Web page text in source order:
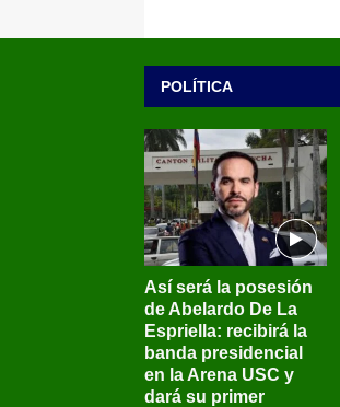
POLÍTICA
Así será la posesión
de Abelardo De La
Espriella: recibirá la
banda presidencial
en la Arena USC y
dará su primer